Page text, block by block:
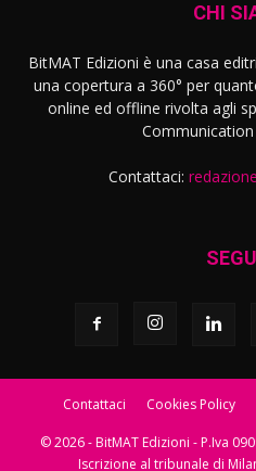
CHI
BitMAT Edizioni è una casa
una copertura a 360° per
online ed offline rivolta agli
Contattaci:
Contattaci Cookies Policy
© 2026 - BitMAT Edizioni - P.Iva
Iscrizione al tribunale di